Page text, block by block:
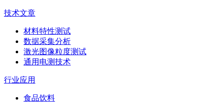
技术文章
材料特性测试
数据采集分析
激光图像粒度测试
通用电测技术
行业应用
食品饮料